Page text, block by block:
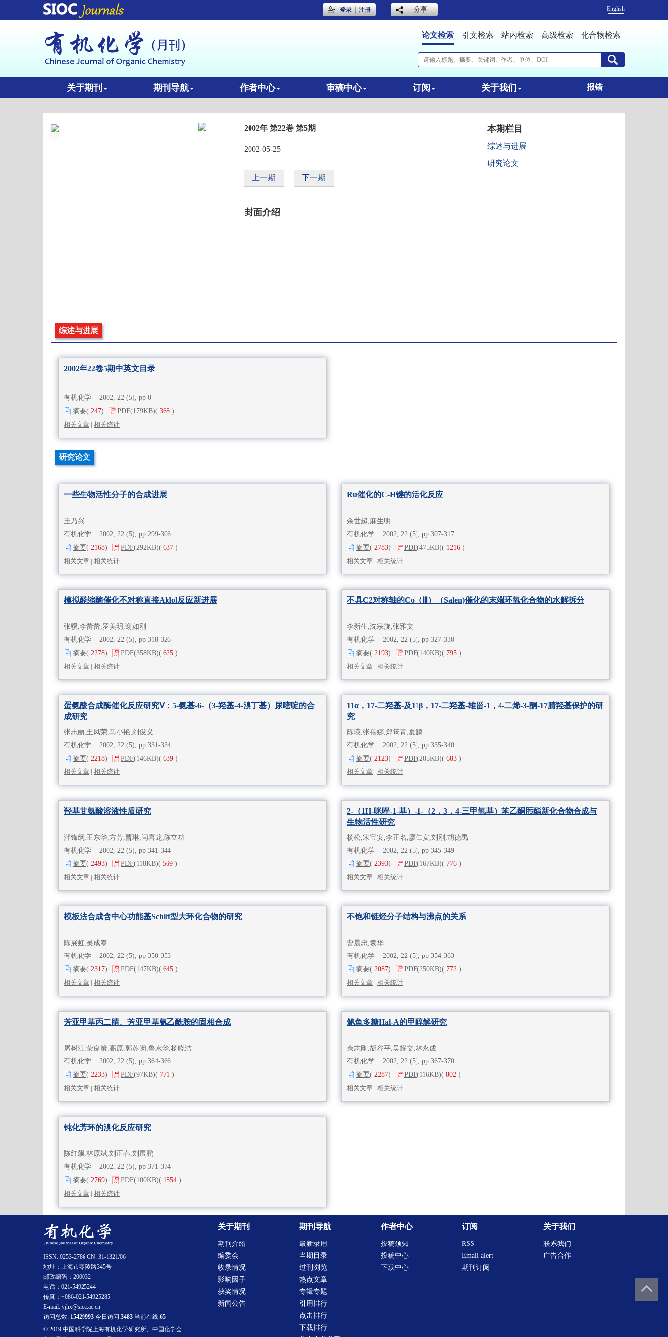
登录｜注册 分享 English
论文检索 引文检索 站内检索 高级检索 化合物检索
关于期刊 期刊导航 作者中心 审稿中心 订阅 关于我们 报错
封面介绍
2002年 第22卷 第5期
2002-05-25
上一期 下一期
本期栏目
综述与进展
研究论文
综述与进展
2002年22卷5期中英文目录
有机化学 2002, 22 (5), pp 0-
摘要( 247) PDF(179KB)( 368 )
相关文章 | 相关统计
研究论文
一些生物活性分子的合成进展
王乃兴
有机化学 2002, 22 (5), pp 299-306
摘要( 2168) PDF(292KB)( 637 )
相关文章 | 相关统计
Ru催化的C-H键的活化反应
余世超,麻生明
有机化学 2002, 22 (5), pp 307-317
摘要( 2783) PDF(475KB)( 1216 )
相关文章 | 相关统计
模拟醛缩酶催化不对称直接Aldol反应新进展
张骥,李蕾蕾,罗美明,谢如刚
有机化学 2002, 22 (5), pp 318-326
摘要( 2278) PDF(358KB)( 625 )
相关文章 | 相关统计
不具C2对称轴的Co（Ⅲ）（Salen)催化的末端环氧化合物的水解拆分
李新生,沈宗旋,张雅文
有机化学 2002, 22 (5), pp 327-330
摘要( 2193) PDF(140KB)( 795 )
相关文章 | 相关统计
蛋氨酸合成酶催化反应研究Ⅴ：5-氨基-6-（3-羟基-4-溴丁基）尿嘧啶的合
成研究
张志丽,王凤荣,马小艳,刘俊义
有机化学 2002, 22 (5), pp 331-334
摘要( 2218) PDF(146KB)( 639 )
相关文章 | 相关统计
11α，17-二羟基-及11β，17-二羟基-雄甾-1，4-二烯-3-酮-17腈羟基保护的研
究
陈瑛,张蓓娜,郑筠青,夏鹏
有机化学 2002, 22 (5), pp 335-340
摘要( 2123) PDF(205KB)( 683 )
相关文章 | 相关统计
羟基甘氨酸溶液性质研究
泮锋纲,王东华,方芳,曹琳,闫喜龙,陈立功
有机化学 2002, 22 (5), pp 341-344
摘要( 2493) PDF(118KB)( 569 )
相关文章 | 相关统计
2-（1H-咪唑-1-基）-1-（2，3，4-三甲氧基）苯乙酮肟酯新化合物合成与
生物活性研究
杨松,宋宝安,李正名,廖仁安,刘刚,胡德禹
有机化学 2002, 22 (5), pp 345-349
摘要( 2393) PDF(167KB)( 776 )
相关文章 | 相关统计
模板法合成含中心功能基Schiff型大环化合物的研究
陈展虹,吴成泰
有机化学 2002, 22 (5), pp 350-353
摘要( 2317) PDF(147KB)( 645 )
相关文章 | 相关统计
不饱和链烃分子结构与沸点的关系
曹晨忠,袁华
有机化学 2002, 22 (5), pp 354-363
摘要( 2087) PDF(250KB)( 772 )
相关文章 | 相关统计
芳亚甲基丙二腈、芳亚甲基氰乙酰胺的固相合成
屠树江,荣良策,高原,郭苏闵,鲁水华,杨晓洁
有机化学 2002, 22 (5), pp 364-366
摘要( 2233) PDF(97KB)( 771 )
相关文章 | 相关统计
鲍鱼多糖Hal-A的甲醇解研究
佘志刚,胡谷平,吴耀文,林永成
有机化学 2002, 22 (5), pp 367-370
摘要( 2287) PDF(116KB)( 802 )
相关文章 | 相关统计
钝化芳环的溴化反应研究
陈红飙,林原斌,刘正春,刘展鹏
有机化学 2002, 22 (5), pp 371-374
摘要( 2769) PDF(100KB)( 1854 )
相关文章 | 相关统计
关于期刊
期刊介绍
编委会
收录情况
影响因子
获奖情况
新闻公告
期刊导航
最新录用
当期目录
过刊浏览
热点文章
专辑专题
引用排行
点击排行
下载排行
作者中心
投稿须知
投稿中心
下载中心
订阅
RSS
Email alert
期刊订阅
关于我们
联系我们
广告合作
ISSN: 0253-2786 CN: 31-1321/06
地址：上海市零陵路345号
邮政编码：200032
电话：021-54925244
传真：+086-021-54925285
E-mail: yjhx@sioc.ac.cn
访问总数: 15429993 今日访问:3483 当前在线:65
© 2019 中国科学院上海有机化学研究所、中国化学会